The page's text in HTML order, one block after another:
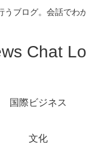
ブログ。会話でわ
Chat
国際ビジネス
文化